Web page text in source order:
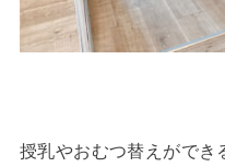
授乳やおむつ替えができ